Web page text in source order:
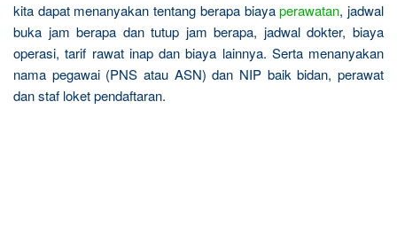
kita dapat menanyakan tentang berapa biayaperawatan, jadwal
buka jam berapa dan tutup jam berapa, jadwal dokter, biaya
operasi, tarif rawat inap dan biaya lainnya. Serta menanyakan
nama pegawai (PNS atau ASN) dan NIP baik bidan, perawat
dan staf loket pendaftaran.